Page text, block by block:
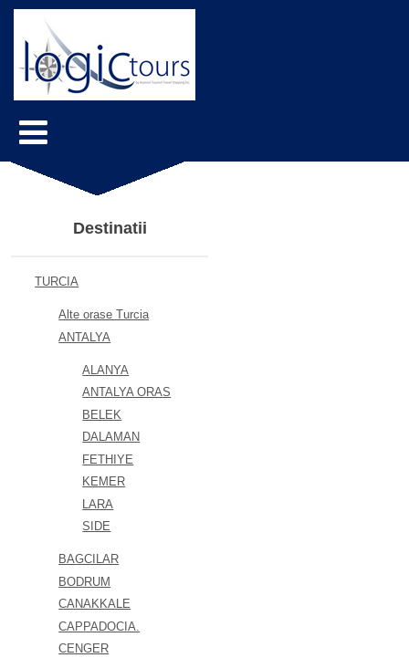
Destinatii
TURCIA
Alte orase Turcia
ANTALYA
ALANYA
ANTALYA ORAS
BELEK
DALAMAN
FETHIYE
KEMER
LARA
SIDE
BAGCILAR
BODRUM
CANAKKALE
CAPPADOCIA.
CENGER